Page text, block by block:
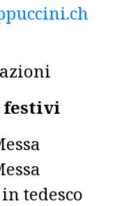
festivi
in tedesco